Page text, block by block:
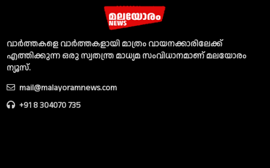
വാര്‍ത്തകളെ വാര്‍ത്തകളായി മാത്രം വായനക്കാരിലേക്ക്
എത്തിക്കുന്ന ഒരു സ്വതന്ത്ര മാധ്യമ സംവിധാനമാണ് മലയോരം
ന്യൂസ്‌.
mail@malayoramnews.com
+91 8 304070 735